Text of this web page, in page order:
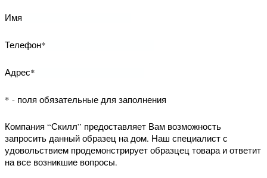
* - поля обязательные для заполнения
Компания “Скилл” предоставляет Вам
возможность заказать обратный
Вами и уточнит Ваши вопросы.
Для того, чтобы заказать обратный
звонок заполните нижеприведённую